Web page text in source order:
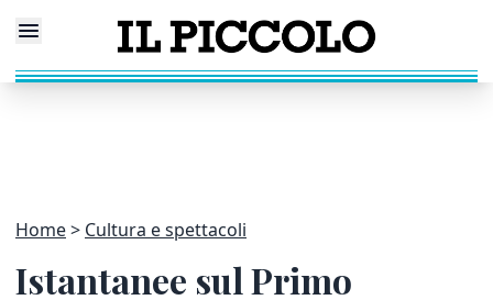
Home Cultura e spettacoli
Istantanee sul Primo